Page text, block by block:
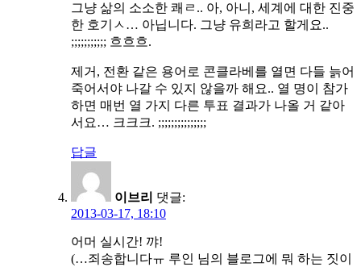
그냥 삶의 소소한 쾌ㄹ.. 아, 아니, 세계에 대한 진중
한 호기ㅅ… 아닙니다. 그냥 유희라고 할게요..
;;;;;;;;;;; 흐흐흐.
제거, 전환 같은 용어로 콘클라베를 열면 다들 늙어
죽어서야 나갈 수 있지 않을까 해요.. 열 명이 참가
하면 매번 열 가지 다른 투표 결과가 나올 거 같아
서요… 크크크. ;;;;;;;;;;;;;;;
답글
이브리 댓글:
2013-03-17, 18:10
어머 실시간! 꺄!
(…죄송합니다ㅠ 루인 님의 블로그에 뭐 하는 짓이